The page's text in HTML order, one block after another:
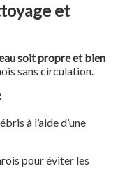
et
soit propre et bien
sans circulation.
à l’aide d’une
pour éviter les